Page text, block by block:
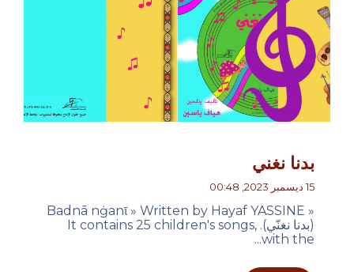
بدنا نغني
15 ديسمبر 2023, 00:48
« Badnā nġanῑ » Written by Hayaf YASSINE
(بدنا نغنّي). It contains 25 children's songs,
with the...